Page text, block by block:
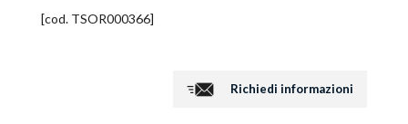
[cod. TSOR000366]
Richiedi informazioni